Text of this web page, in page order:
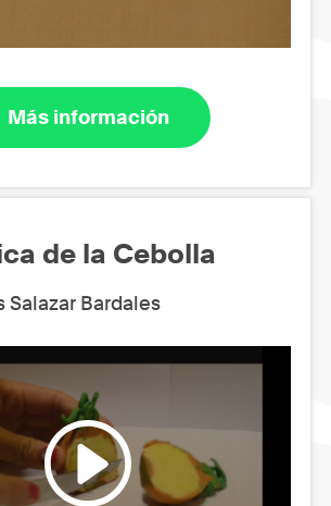
Más información
de la Cebolla
Salazar Bardales